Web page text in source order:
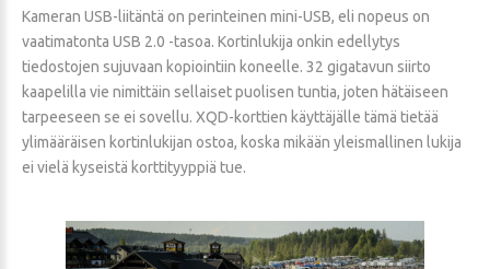
Kameran USB-liitäntä on perinteinen mini-USB, eli nopeus on
vaatimatonta USB 2.0 -tasoa. Kortinlukija onkin edellytys
tiedostojen sujuvaan kopiointiin koneelle. 32 gigatavun siirto
kaapelilla vie nimittäin sellaiset puolisen tuntia, joten hätäiseen
tarpeeseen se ei sovellu. XQD-korttien käyttäjälle tämä tietää
ylimääräisen kortinlukijan ostoa, koska mikään yleismallinen lukija
ei vielä kyseistä korttityyppiä tue.